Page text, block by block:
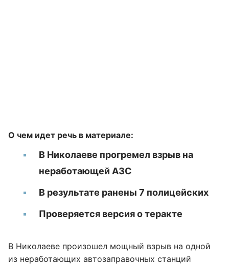
О чем идет речь в материале:
В Николаеве прогремел взрыв на
неработающей АЗС
В результате ранены 7 полицейских
Проверяется версия о теракте
В Николаеве произошел мощный взрыв на одной
из неработающих автозаправочных станций